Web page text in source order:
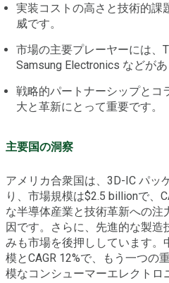
実装コストの高さと技術的課
威です。
市場の主要プレーヤーには、
Samsung Electronics などがあ
戦略的パートナーシップとコ
大と革新にとって重要です。
主要国の洞察
アメリカ合衆国は、3D-IC パッ
り、市場規模は$2.5 billionで、
な半導体産業と技術革新への
因です。さらに、先進的な製造
みも市場を後押ししています。
模とCAGR 12%で、もう一つの
模なコンシューマーエレクトロ